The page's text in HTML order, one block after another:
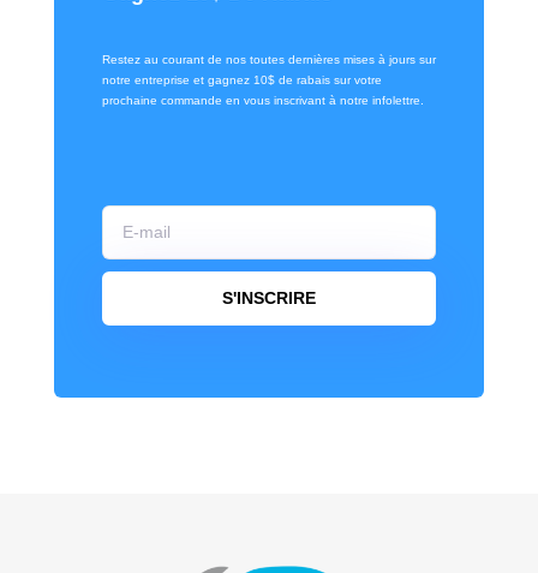
Restez au courant de nos toutes dernières mises à jours sur
notre entreprise et gagnez 10$ de rabais sur votre
prochaine commande en vous inscrivant à notre infolettre.
S'INSCRIRE